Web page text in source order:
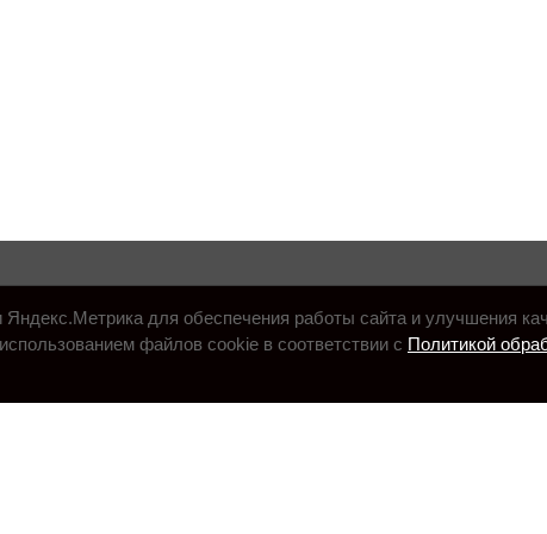
для обеспечения работы сайта и улучшения
файлов cookie в соответствии с Политикой